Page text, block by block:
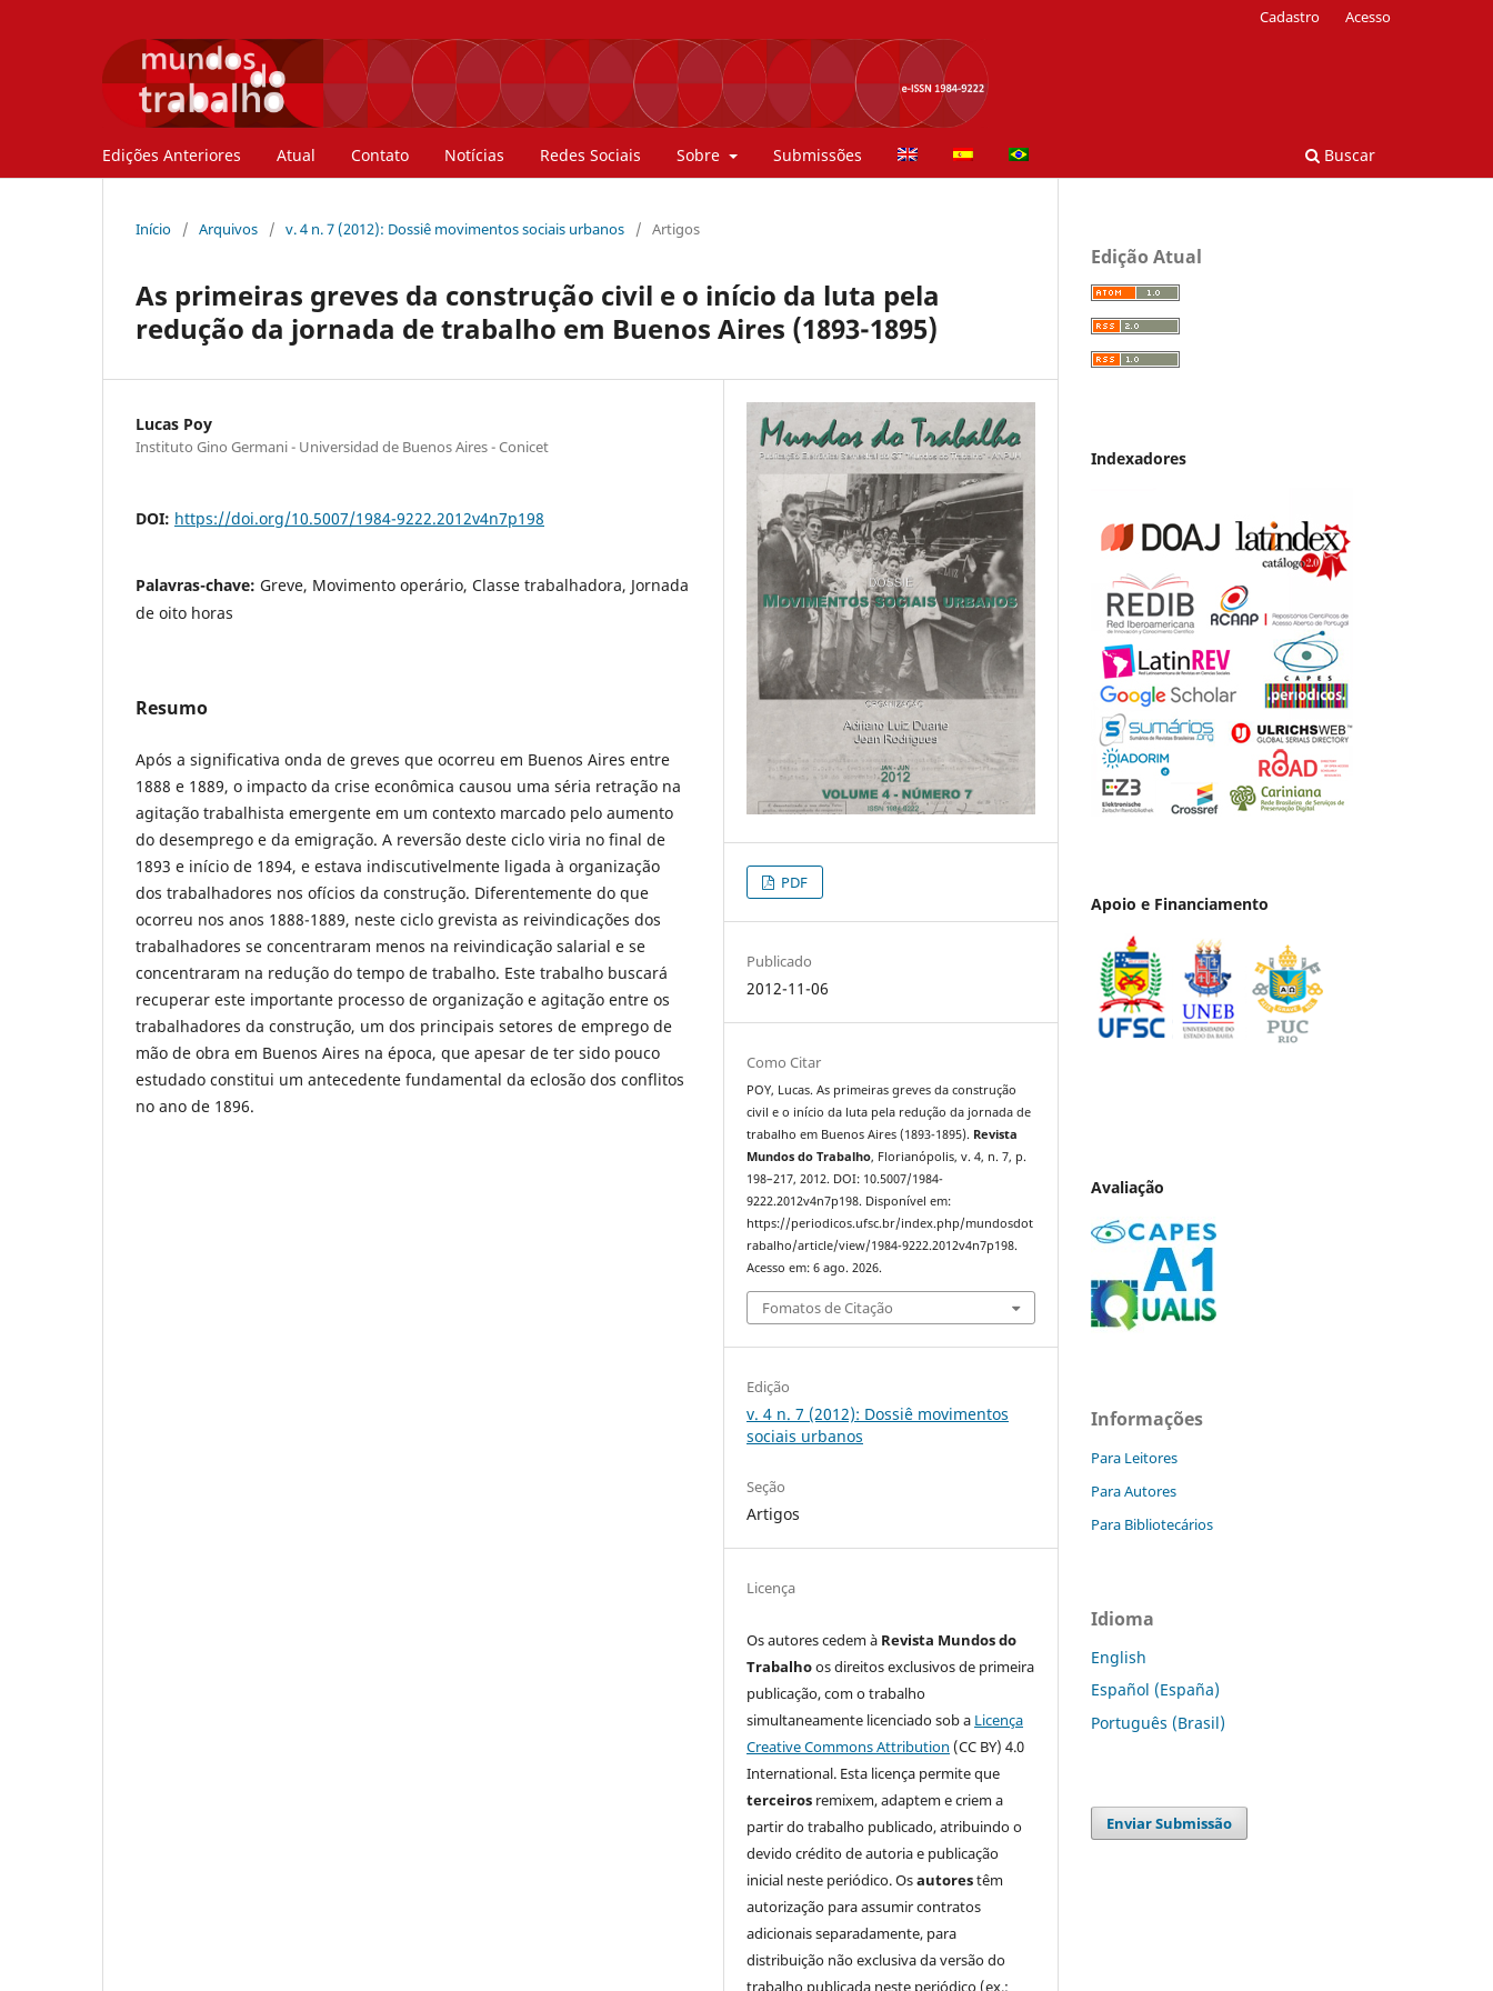
Edições Anteriores Atual Contato Notícias Redes Sociais Sobre Submissões Buscar
Cadastro Acesso
Início / Arquivos / v. 4 n. 7 (2012): Dossiê movimentos sociais urbanos / Artigos
As primeiras greves da construção civil e o início da luta pela
redução da jornada de trabalho em Buenos Aires (1893-1895)
Lucas Poy
Instituto Gino Germani - Universidad de Buenos Aires - Conicet
DOI: https://doi.org/10.5007/1984-9222.2012v4n7p198
Palavras-chave: Greve, Movimento operário, Classe trabalhadora, Jornada
de oito horas
Resumo
Após a significativa onda de greves que ocorreu em Buenos Aires entre
1888 e 1889, o impacto da crise econômica causou uma séria retração na
agitação trabalhista emergente em um contexto marcado pelo aumento
do desemprego e da emigração. A reversão deste ciclo viria no final de
1893 e início de 1894, e estava indiscutivelmente ligada à organização
dos trabalhadores nos ofícios da construção. Diferentemente do que
ocorreu nos anos 1888-1889, neste ciclo grevista as reivindicações dos
trabalhadores se concentraram menos na reivindicação salarial e se
concentraram na redução do tempo de trabalho. Este trabalho buscará
recuperar este importante processo de organização e agitação entre os
trabalhadores da construção, um dos principais setores de emprego de
mão de obra em Buenos Aires na época, que apesar de ter sido pouco
estudado constitui um antecedente fundamental da eclosão dos conflitos
no ano de 1896.
PDF
Publicado
2012-11-06
Como Citar
POY, Lucas. As primeiras greves da construção
civil e o início da luta pela redução da jornada de
trabalho em Buenos Aires (1893-1895). Revista
Mundos do Trabalho, Florianópolis, v. 4, n. 7, p.
198–217, 2012. DOI: 10.5007/1984-
9222.2012v4n7p198. Disponível em:
https://periodicos.ufsc.br/index.php/mundosdot
rabalho/article/view/1984-9222.2012v4n7p198.
Acesso em: 6 ago. 2026.
Fomatos de Citação
Edição
v. 4 n. 7 (2012): Dossiê movimentos
sociais urbanos
Seção
Artigos
Licença
Os autores cedem à Revista Mundos do
Trabalhoos direitos exclusivos de primeira
publicação, com o trabalho
simultaneamente licenciado sob a Licença
Creative Commons Attribution (CC BY) 4.0
International. Esta licença permite que
terceiros remixem, adaptem e criem a
partir do trabalho publicado, atribuindo o
devido crédito de autoria e publicação
inicial neste periódico. Osautorestêm
autorização para assumir contratos
adicionais separadamente, para
distribuição não exclusiva da versão do
trabalho publicada neste periódico (ex.:
Edição Atual
Indexadores
Apoio e Financiamento
Avaliação
Informações
Para Leitores
Para Autores
Para Bibliotecários
Idioma
English
Español (España)
Português (Brasil)
Enviar Submissão